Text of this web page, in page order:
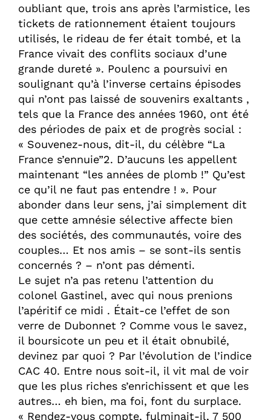
oubliant que, trois ans après l’armistice, les
tickets de rationnement étaient toujours
utilisés, le rideau de fer était tombé, et la
France vivait des conflits sociaux d’une
grande dureté ». Poulenc a poursuivi en
soulignant qu’à l’inverse certains épisodes
qui n’ont pas laissé de souvenirs exaltants ,
tels que la France des années 1960, ont été
des périodes de paix et de progrès social :
« Souvenez-nous, dit-il, du célèbre “La
France s’ennuie”2. D’aucuns les appellent
maintenant “les années de plomb !” Qu’est
ce qu’il ne faut pas entendre ! ». Pour
abonder dans leur sens, j’ai simplement dit
que cette amnésie sélective affecte bien
des sociétés, des communautés, voire des
couples… Et nos amis – se sont-ils sentis
concernés ? – n’ont pas démenti.
Le sujet n’a pas retenu l’attention du
colonel Gastinel, avec qui nous prenions
l’apéritif ce midi . Était-ce l’effet de son
verre de Dubonnet ? Comme vous le savez,
il boursicote un peu et il était obnubilé,
devinez par quoi ? Par l’évolution de l’indice
CAC 40. Entre nous soit-il, il vit mal de voir
que les plus riches s’enrichissent et que les
autres… eh bien, ma foi, font du surplace.
« Rendez-vous compte, fulminait-il, 7 500